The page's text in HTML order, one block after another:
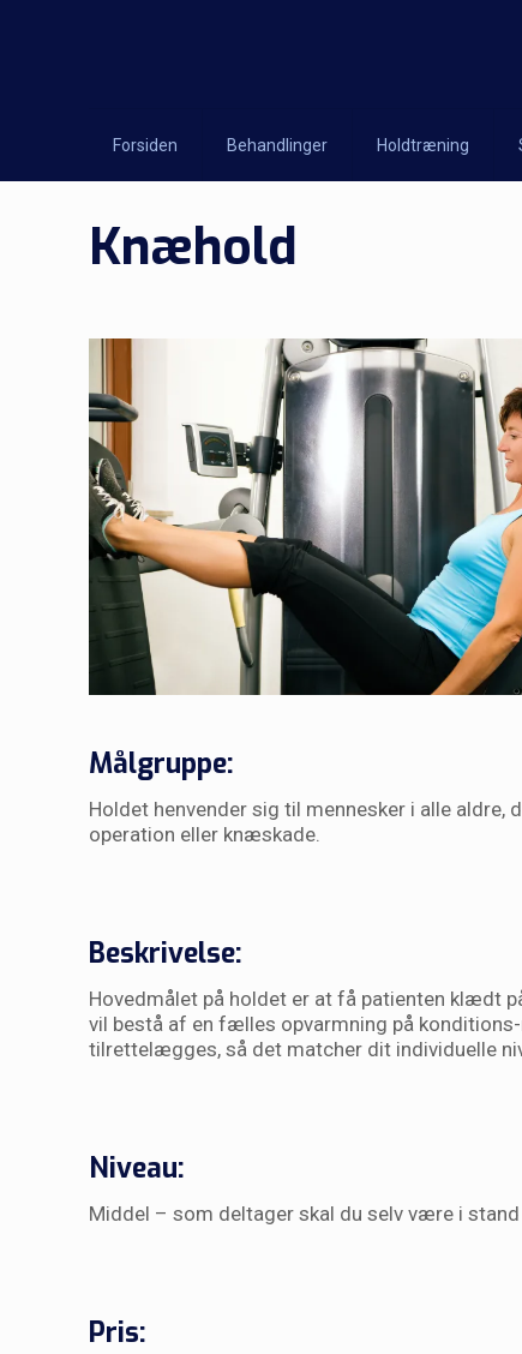
Forsiden Behandlinger Holdtræning
Knæhold
Målgruppe:
Holdet henvender sig til mennesker i alle
operation eller knæskade.
Beskrivelse:
Hovedmålet på holdet er at få patienten klædt
vil bestå af en fælles opvarmning på
tilrettelægges, så det matcher dit individuelle
Niveau:
Middel – som deltager skal du selv være i
Pris: